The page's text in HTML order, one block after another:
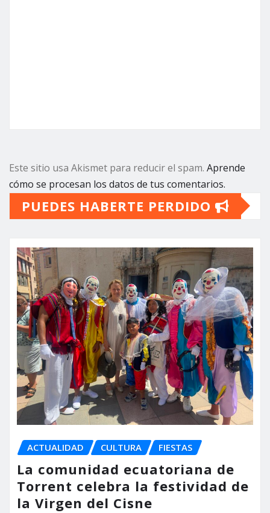
Este sitio usa Akismet para reducir el spam. Aprende
cómo se procesan los datos de tus comentarios.
PUEDES HABERTE PERDIDO
ACTUALIDAD CULTURA FIESTAS
La comunidad ecuatoriana de
Torrent celebra la festividad de
la Virgen del Cisne